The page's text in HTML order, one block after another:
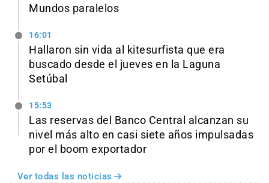
Mundos paralelos
16:01
Hallaron sin vida al kitesurfista que era
buscado desde el jueves en la Laguna
Setúbal
15:53
Las reservas del Banco Central alcanzan su
nivel más alto en casi siete años impulsadas
por el boom exportador
Ver todas las noticias